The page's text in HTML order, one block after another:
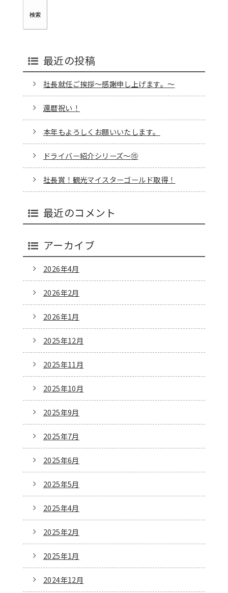
最近の投稿
社長就任ご挨拶～感謝申し上げます。～
還暦祝い！
本年もよろしくお願いいたします。
ドライバー紹介シリーズ～⑮
社長賞！観光マイスターゴールド取得！
最近のコメント
アーカイブ
2026年4月
2026年2月
2026年1月
2025年12月
2025年11月
2025年10月
2025年9月
2025年7月
2025年6月
2025年5月
2025年4月
2025年2月
2025年1月
2024年12月